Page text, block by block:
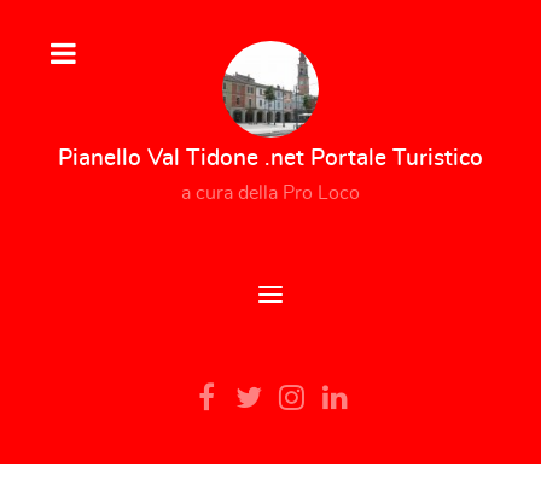
Pianello Val Tidone .net Portale Turistico
a cura della Pro Loco